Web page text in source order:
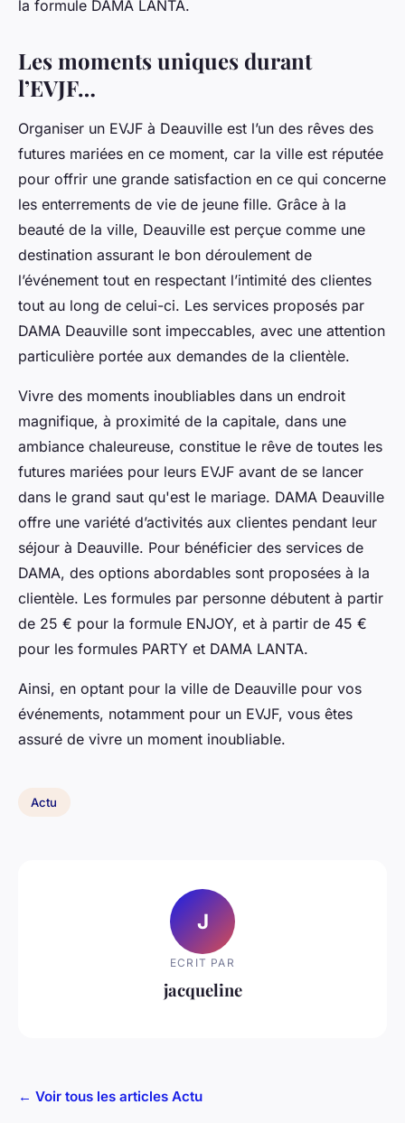
la formule DAMA LANTA.
Les moments uniques durant
l’EVJF…
Organiser un EVJF à Deauville est l’un des rêves des
futures mariées en ce moment, car la ville est réputée
pour offrir une grande satisfaction en ce qui concerne
les enterrements de vie de jeune fille. Grâce à la
beauté de la ville, Deauville est perçue comme une
destination assurant le bon déroulement de
l’événement tout en respectant l’intimité des clientes
tout au long de celui-ci. Les services proposés par
DAMA Deauville sont impeccables, avec une attention
particulière portée aux demandes de la clientèle.
Vivre des moments inoubliables dans un endroit
magnifique, à proximité de la capitale, dans une
ambiance chaleureuse, constitue le rêve de toutes les
futures mariées pour leurs EVJF avant de se lancer
dans le grand saut qu'est le mariage. DAMA Deauville
offre une variété d’activités aux clientes pendant leur
séjour à Deauville. Pour bénéficier des services de
DAMA, des options abordables sont proposées à la
clientèle. Les formules par personne débutent à partir
de 25 € pour la formule ENJOY, et à partir de 45 €
pour les formules PARTY et DAMA LANTA.
Ainsi, en optant pour la ville de Deauville pour vos
événements, notamment pour un EVJF, vous êtes
assuré de vivre un moment inoubliable.
Actu
J
ECRIT PAR
jacqueline
← Voir tous les articles Actu